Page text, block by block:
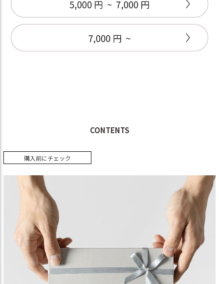
CONTENTS
購入前にチェック